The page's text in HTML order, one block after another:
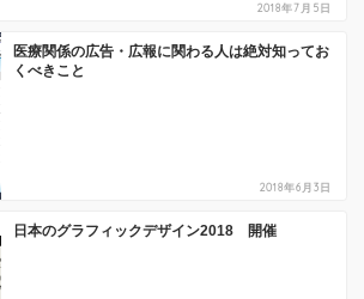
2018年7月5日
医療関係の広告・広報に関わる人は絶対知ってお
くべきこと
2018年6月3日
日本のグラフィックデザイン2018 開催